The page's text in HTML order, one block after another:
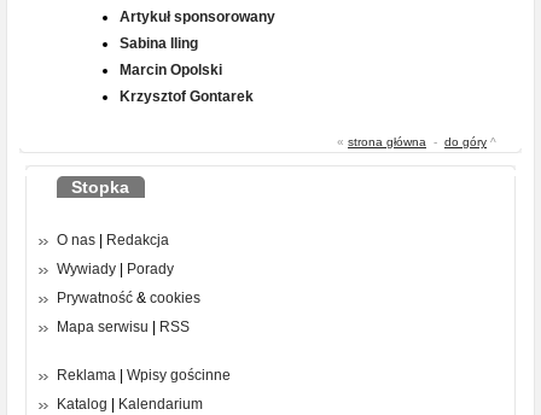
Artykuł sponsorowany
Sabina Iling
Marcin Opolski
Krzysztof Gontarek
« strona główna - do góry ^
Stopka
O nas | Redakcja
Wywiady | Porady
Prywatność & cookies
Mapa serwisu | RSS
Reklama | Wpisy gościnne
Katalog | Kalendarium